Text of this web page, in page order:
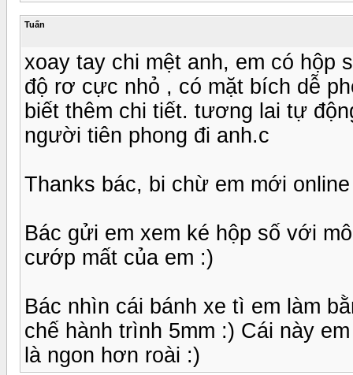
Tuấn
xoay tay chi mệt anh, em có hộp
độ rơ cực nhỏ , có mặt bích dễ
biết thêm chi tiết. tương lai tự
người tiên phong đi anh.c
Thanks bác, bi chừ em mới
Bác gửi em xem ké hộp số với
cướp mất của em :)
Bác nhìn cái bánh xe tì em làm
chế hành trình 5mm :) Cái này
là ngon hơn roài :)